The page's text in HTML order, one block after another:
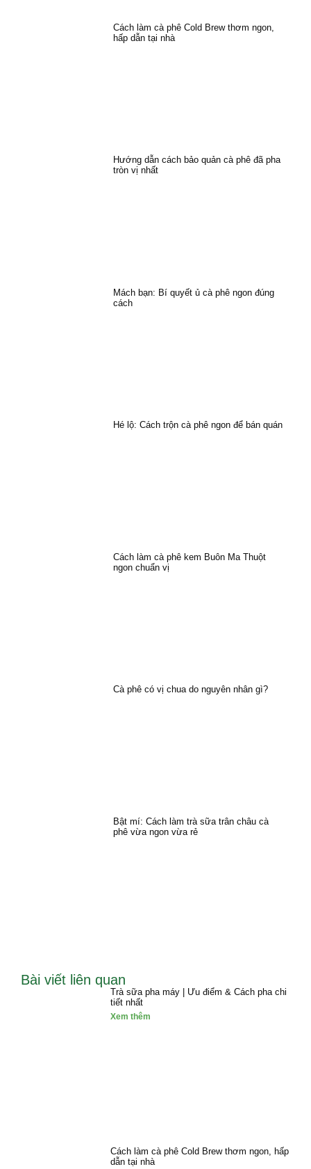
Cách làm cà phê Cold Brew thơm ngon,
hấp dẫn tại nhà
Hướng dẫn cách bảo quản cà phê đã pha
tròn vị nhất
Mách bạn: Bí quyết ủ cà phê ngon đúng
cách
Hé lộ: Cách trộn cà phê ngon để bán quán
Cách làm cà phê kem Buôn Ma Thuột
ngon chuẩn vị
Cà phê có vị chua do nguyên nhân gì?
Bật mí: Cách làm trà sữa trân châu cà
phê vừa ngon vừa rẻ
Bài viết liên quan
Trà sữa pha máy | Ưu điểm & Cách pha chi
tiết nhất
Xem thêm
Cách làm cà phê Cold Brew thơm ngon, hấp
dẫn tại nhà